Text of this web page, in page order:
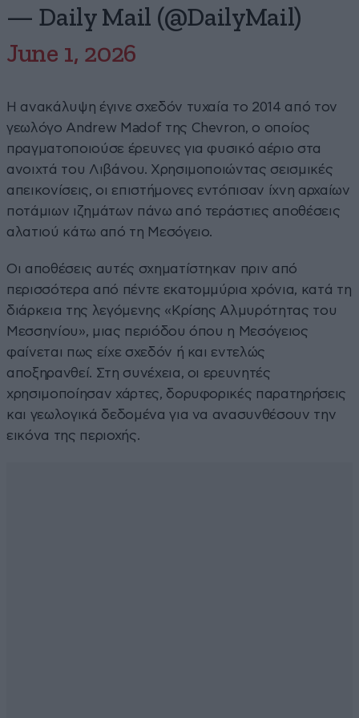
— Daily Mail (@DailyMail)
June 1, 2026
Η ανακάλυψη έγινε σχεδόν τυχαία το 2014 από τον
γεωλόγο Andrew Madof της Chevron, ο οποίος
πραγματοποιούσε έρευνες για φυσικό αέριο στα
ανοιχτά του Λιβάνου. Χρησιμοποιώντας σεισμικές
απεικονίσεις, οι επιστήμονες εντόπισαν ίχνη αρχαίων
ποτάμιων ιζημάτων πάνω από τεράστιες αποθέσεις
αλατιού κάτω από τη Μεσόγειο.
Οι αποθέσεις αυτές σχηματίστηκαν πριν από
περισσότερα από πέντε εκατομμύρια χρόνια, κατά τη
διάρκεια της λεγόμενης «Κρίσης Αλμυρότητας του
Μεσσηνίου», μιας περιόδου όπου η Μεσόγειος
φαίνεται πως είχε σχεδόν ή και εντελώς
αποξηρανθεί. Στη συνέχεια, οι ερευνητές
χρησιμοποίησαν χάρτες, δορυφορικές παρατηρήσεις
και γεωλογικά δεδομένα για να ανασυνθέσουν την
εικόνα της περιοχής.